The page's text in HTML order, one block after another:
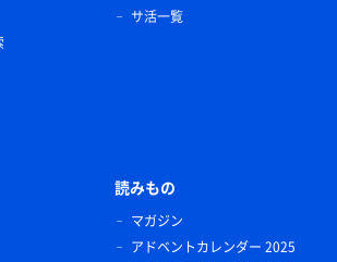
2辛、サービスライス🍚
くねマストメニュー🤤 やはりこのスープ
りでうまスギちゃん🤪
てないからサウドリをいただきます😋
サ活一覧
読みもの
マガジン
アドベントカレンダー 2025